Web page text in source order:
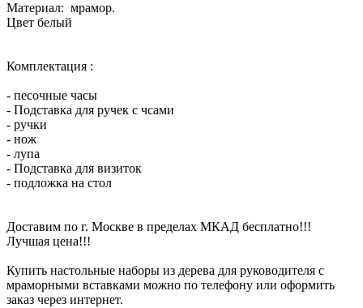
Материал: мрамор.
Цвет белый
Комплектация :
- песочные часы
- Подставка для ручек с чсами
- ручки
- нож
- лупа
- Подставка для визиток
- подложка на стол
Доставим по г. Москве в пределах МКАД бесплатно!!!
Лучшая цена!!!
Купить настольные наборы из дерева для руководителя с
мраморными вставками можно по телефону или оформить
заказ через интернет.